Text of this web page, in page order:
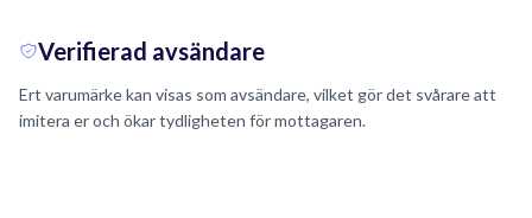
Verifierad avsändare
Ert varumärke kan visas som avsändare, vilket gör det svårare att
imitera er och ökar tydligheten för mottagaren.